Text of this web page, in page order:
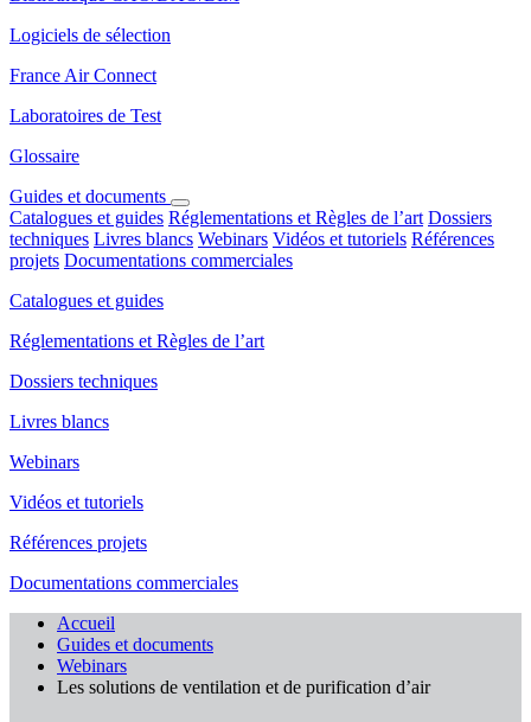
Logiciels de sélection
France Air Connect
Laboratoires de Test
Glossaire
Guides et documents
Catalogues et guides Réglementations et Règles de l’art Dossiers
techniques Livres blancs Webinars Vidéos et tutoriels Références
projets Documentations commerciales
Catalogues et guides
Réglementations et Règles de l’art
Dossiers techniques
Livres blancs
Webinars
Vidéos et tutoriels
Références projets
Documentations commerciales
Accueil
Guides et documents
Webinars
Les solutions de ventilation et de purification d’air